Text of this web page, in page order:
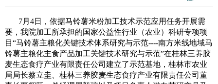
7月4日，依据马铃薯米粉加工技术示范应用任务开展需
要，我院加工所承担的国家公益性行业（农业）科研专项项
目“马铃薯主粮化关键技术体系研究与示范----南方米线地域马
铃薯主粮化主食产品加工关键技术研究与示范”在桂林三养胶
麦生态食疗产业有限责任公司建立了示范基地，桂林市农业
局局长蔡立圭、桂林三养胶麦生态食疗产业有限责任公司董